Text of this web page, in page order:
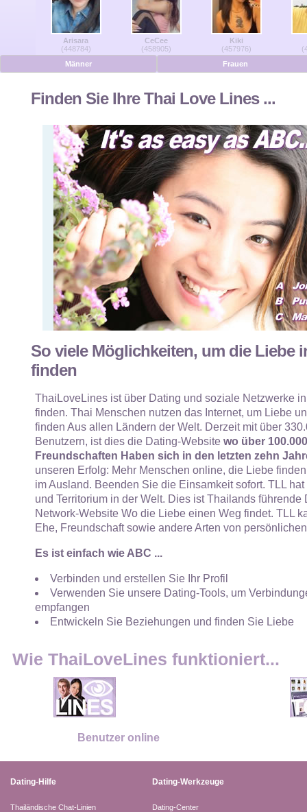
Frauen Online
Deutsche
Spanisch
Arisara
(448784)
CeCee
(458905)
Kiki
(457976)
Männer
Frauen
Finden Sie Ihre Thai Love Lines ...
So viele Möglichkeiten, um die Liebe
finden
ThaiLoveLines ist über Dating und soziale Netzwerke
finden. Thai Menschen nutzen das Internet, um Liebe
finden Aus allen Ländern der Welt. Derzeit mit über
Benutzern, ist dies die Dating-Website wo über
Freundschaften Haben sich in den letzten zehn
unseren Erfolg: Mehr Menschen online, die Liebe
im Ausland. Beenden Sie die Einsamkeit sofort. TLL
und Territorium in der Welt. Dies ist Thailands führende
Network-Website Wo die Liebe einen Weg findet. TLL
Ehe, Freundschaft sowie andere Arten von
Es ist einfach wie ABC ...
Verbinden und erstellen Sie Ihr Profil
Verwenden Sie unsere Dating-Tools, um
empfangen
Entwickeln Sie Beziehungen und finden Sie Liebe
Wie ThaiLoveLines funktioniert...
Benutzer online
Dating-Hilfe Dating-Werkzeuge
Thailändische Chat-Linien
Dating-Center